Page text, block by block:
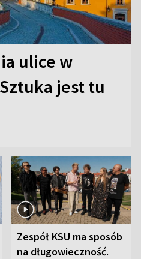
ulice w
jest tu
Zespół KSU ma sposób
na długowieczność.